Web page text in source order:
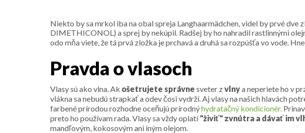
Niekto by sa mrkol iba na obal spreja Langhaarmädchen, videl by prvé dve
DIMETHICONOL) a sprej by nekúpil. Radšej by ho nahradil rastlinnými
odo mňa viete, že tá prvá zložka je prchavá a druhá sa rozpúšťa vo vode.
Pravda o vlasoch
Vlasy sú ako vlna. Ak ošetrujete správne sveter zvlnya neperiete ho v
vlákna sa nebudú strapkať a odev čosi vydrží. Aj vlasy na našich hlavách
farbené prírodou rozhodne oceňujú prírodnýhydratačný kondicionér.
preto ho používam rada. Vlasy sa vždy oplatí"živiť" zvnútra a dávať im
mandľovým, kokosovým ani iným olejom.